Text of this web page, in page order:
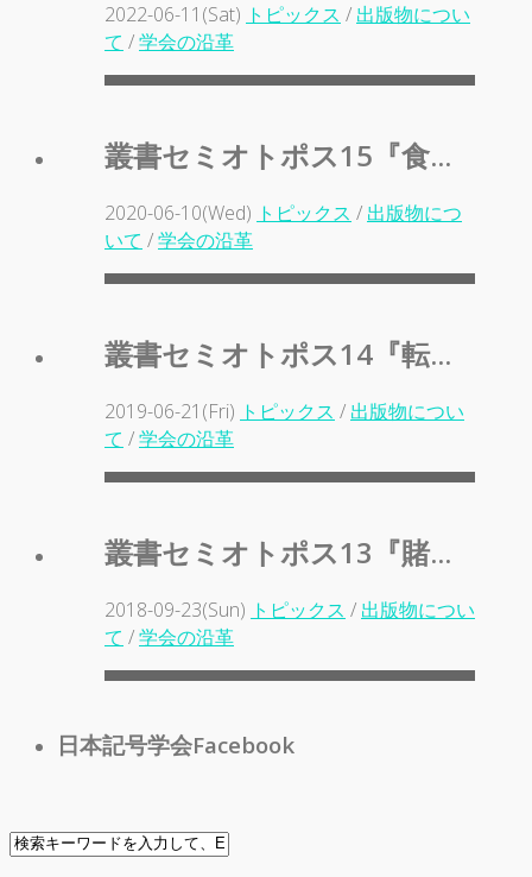
2022-06-11(Sat) トピックス / 出版物につい
て /学会の沿革
叢書セミオトポス15『食...
2020-06-10(Wed) トピックス / 出版物につ
いて /学会の沿革
叢書セミオトポス14『転...
2019-06-21(Fri) トピックス / 出版物につい
て /学会の沿革
叢書セミオトポス13『賭...
2018-09-23(Sun) トピックス / 出版物につい
て /学会の沿革
日本記号学会Facebook